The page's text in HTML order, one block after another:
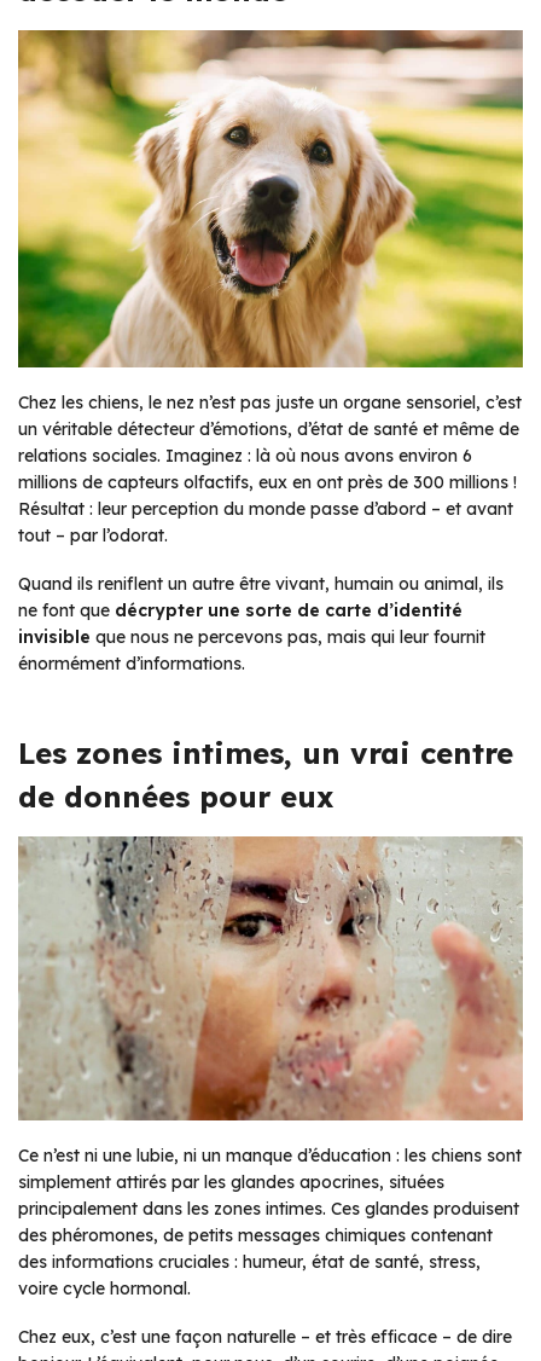
Chez les chiens, le nez n’est pas juste un organe sensoriel, c’est
un véritable détecteur d’émotions, d’état de santé et même de
relations sociales. Imaginez : là où nous avons environ 6
millions de capteurs olfactifs, eux en ont près de 300 millions !
Résultat : leur perception du monde passe d’abord – et avant
tout – par l’odorat.
Quand ils reniflent un autre être vivant, humain ou animal, ils
ne font que décrypter une sorte de carte d’identité
invisible que nous ne percevons pas, mais qui leur fournit
énormément d’informations.
Les zones intimes, un vrai centre
de données pour eux
Ce n’est ni une lubie, ni un manque d’éducation : les chiens sont
simplement attirés par les glandes apocrines, situées
principalement dans les zones intimes. Ces glandes produisent
des phéromones, de petits messages chimiques contenant
des informations cruciales : humeur, état de santé, stress,
voire cycle hormonal.
Chez eux, c’est une façon naturelle – et très efficace – de dire